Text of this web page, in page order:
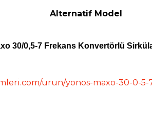
Alternatif Model
30/0,5-7 Frekans Konvertörlü
urun/yonos-maxo-30-0-